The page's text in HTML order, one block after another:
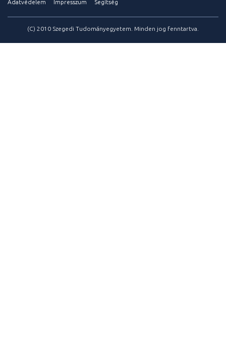
Adatvédelem Impresszum Segítség
(C) 2010 Szegedi Tudományegyetem. Minden jog fenntartva.